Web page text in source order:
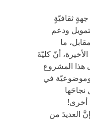
ثقافيّةٍ
ودعم
ما
أنّ كليّةَ
هذا المشروع
وموضوعيّة في
نجاحَها
أخرى!
العديدَ من